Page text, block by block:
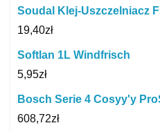
Soudal Klej-Uszczelniacz
19,40zł
Softlan 1L Windfrisch
5,95zł
Bosch Serie 4 Cosyy'y
608,72zł